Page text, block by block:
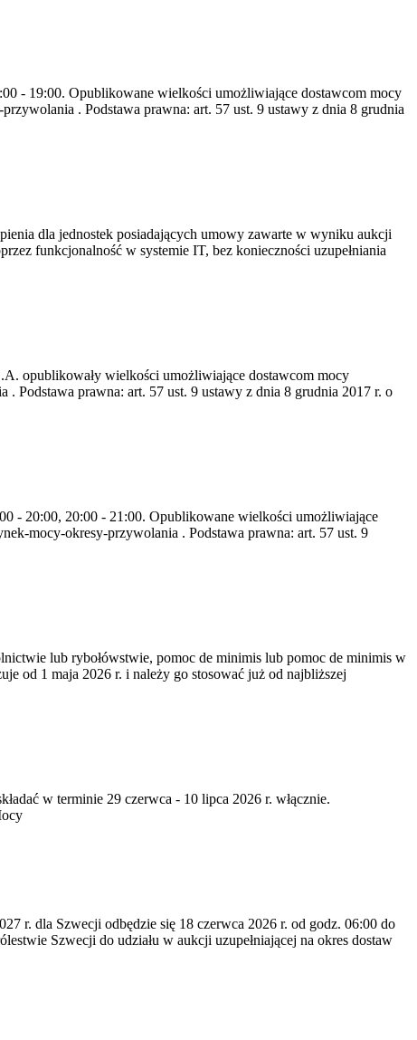
- 19:00. Opublikowane wielkości umożliwiające dostawcom mocy
. Podstawa prawna: art. 57 ust. 9 ustawy z dnia 8 grudnia
dla jednostek posiadających umowy zawarte w wyniku aukcji
funkcjonalność w systemie IT, bez konieczności uzupełniania
opublikowały wielkości umożliwiające dostawcom mocy
Podstawa prawna: art. 57 ust. 9 ustawy z dnia 8 grudnia 2017 r. o
- 20:00, 20:00 - 21:00. Opublikowane wielkości umożliwiające
mocy-okresy-przywolania . Podstawa prawna: art. 57 ust. 9
lub rybołówstwie, pomoc de minimis lub pomoc de minimis w
od 1 maja 2026 r. i należy go stosować już od najbliższej
w terminie 29 czerwca - 10 lipca 2026 r. włącznie.
r. dla Szwecji odbędzie się 18 czerwca 2026 r. od godz. 06:00 do
Szwecji do udziału w aukcji uzupełniającej na okres dostaw